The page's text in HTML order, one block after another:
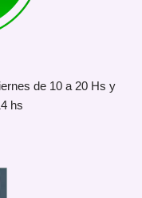
de 10 a 20 Hs y
hs